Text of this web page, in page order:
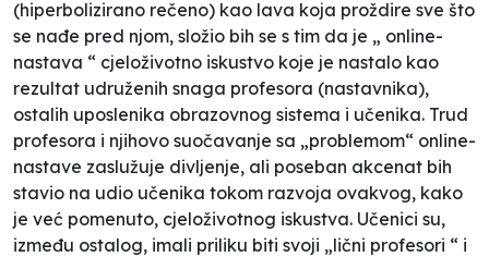
(hiperbolizirano rečeno) kao lava koja proždire sve što
se nađe pred njom, složio bih se s tim da je „ online-
nastava “ cjeloživotno iskustvo koje je nastalo kao
rezultat udruženih snaga profesora (nastavnika),
ostalih uposlenika obrazovnog sistema i učenika. Trud
profesora i njihovo suočavanje sa „problemom“ online-
nastave zaslužuje divljenje, ali poseban akcenat bih
stavio na udio učenika tokom razvoja ovakvog, kako
je već pomenuto, cjeloživotnog iskustva. Učenici su,
između ostalog, imali priliku biti svoji „lični profesori “ i